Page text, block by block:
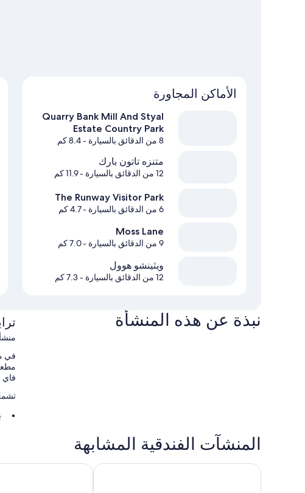
الأماكن المجاورة
Quarry Bank Mill And Styal
Estate Country Park
8 من الدقائق بالسيارة - 8.4 كم
متنزه تاتون بارك
12 من الدقائق بالسيارة - 11.9 كم
The Runway Visitor Park
6 من الدقائق بالسيارة - 4.7 كم
Moss Lane
9 من الدقائق بالسيارة - 7.0 كم
ويثينشو هوول
12 من الدقائق بالسيارة - 7.3 كم
نبذة عن هذه المنشأة
فاي
المنشآت الفندقية المشابهة
كلايتون هوتل مانشستر آربورت إيبيس بدجيت مانشيستر